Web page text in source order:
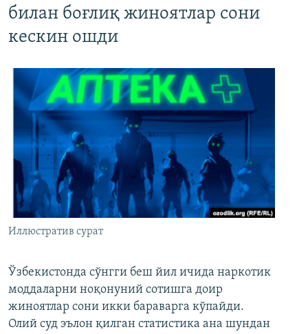
билан боғлиқ жиноятлар сони
кескин ошди
Иллюстратив сурат
Ўзбекистонда сўнгги беш йил ичида наркотик
моддаларни ноқонуний сотишга доир
жиноятлар сони икки бараварга кўпайди.
Олий суд эълон қилган статистика ана шундан